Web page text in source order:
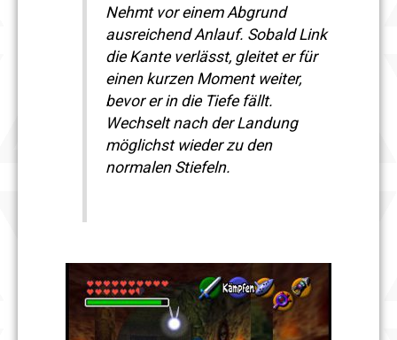
Nehmt vor einem Abgrund
ausreichend Anlauf. Sobald Link
die Kante verlässt, gleitet er für
einen kurzen Moment weiter,
bevor er in die Tiefe fällt.
Wechselt nach der Landung
möglichst wieder zu den
normalen Stiefeln.